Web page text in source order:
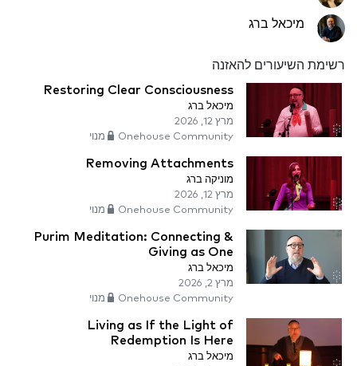
מיכאל ברג
רשימת השיעורים להאזנה
Restoring Clear Consciousness
מיכאל ברג
מרץ 12, 2026
Onehouse Community מנוי
Removing Attachments
מוניקה ברג
מרץ 12, 2026
Onehouse Community מנוי
Purim Meditation: Connecting &
Giving as One
מיכאל ברג
מרץ 2, 2026
Onehouse Community מנוי
Living as If the Light of
Redemption Is Here
מיכאל ברג